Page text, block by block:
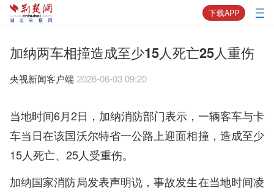
下载APP
加纳两车相撞造成至少15人死亡25人重伤
央视新闻客户端 2026-06-03 09:20
当地时间6月2日，加纳消防部门表示，一辆客车与卡
车当日在该国沃尔特省一公路上迎面相撞，造成至少
15人死亡、25人受重伤。
加纳国家消防局发表声明说，事故发生在当地时间凌